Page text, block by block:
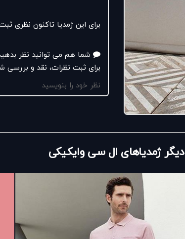
برای این ژمدیا تاکنون نظری
شما هم می توانید نظر
برای ثبت نظرات، نقد و بررسی
نظر خود را بنویسید
دیگر ژمدیاهای ال سی وایکیکی